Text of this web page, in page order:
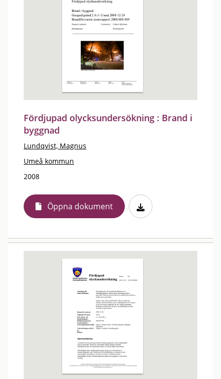
Fördjupad olycksundersökning : Brand i
byggnad
Lundqvist, Magnus
Umeå kommun
2008
Öppna dokument